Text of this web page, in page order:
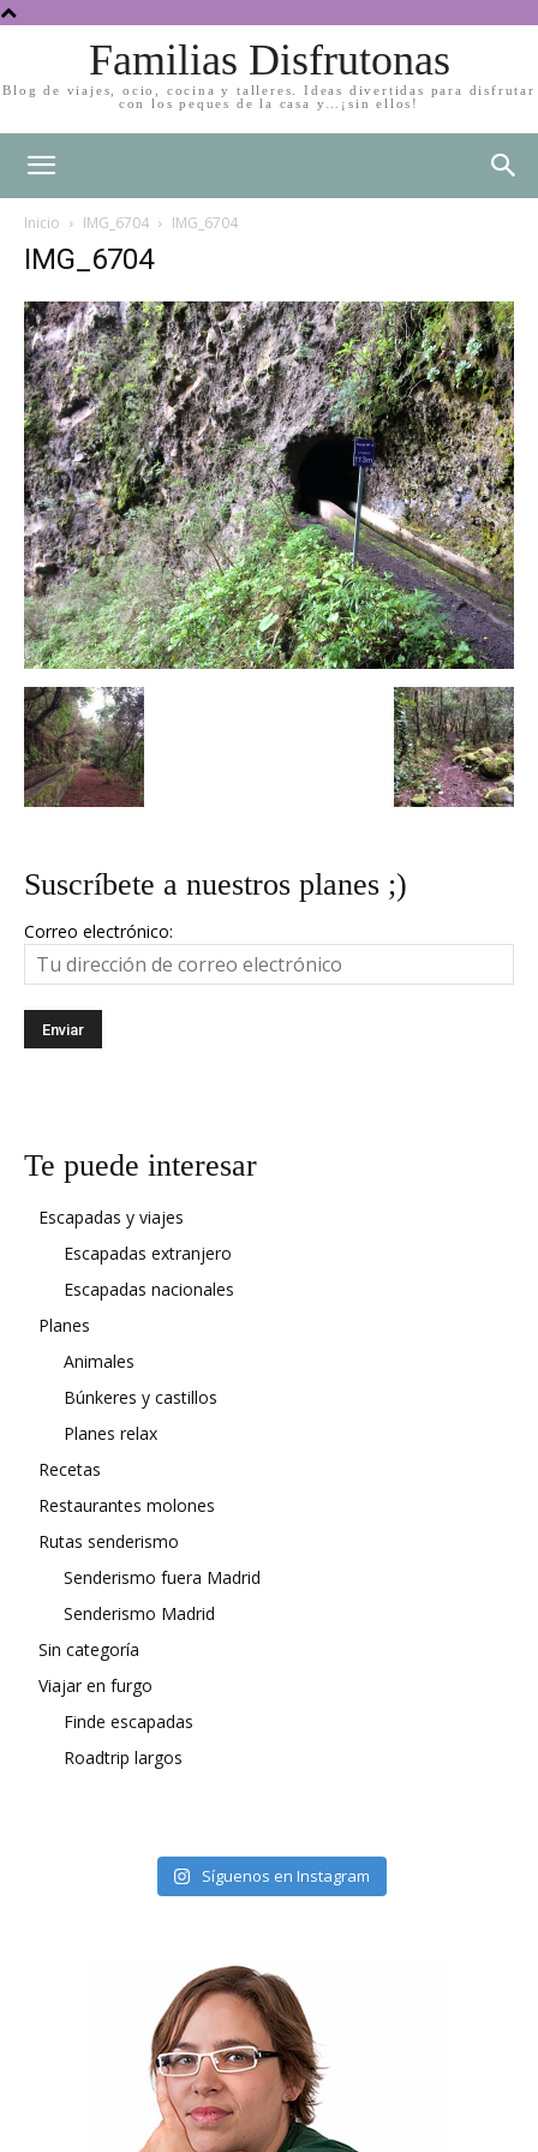
Familias Disfrutonas
Blog de viajes, ocio, cocina y talleres. Ideas divertidas para disfrutar
con los peques de la casa y…¡sin ellos!
Inicio IMG_6704 IMG_6704
IMG_6704
Suscríbete a nuestros planes ;)
Correo electrónico:
Te puede interesar
Escapadas y viajes
Escapadas extranjero
Escapadas nacionales
Planes
Animales
Búnkeres y castillos
Planes relax
Recetas
Restaurantes molones
Rutas senderismo
Senderismo fuera Madrid
Senderismo Madrid
Sin categoría
Viajar en furgo
Finde escapadas
Roadtrip largos
Síguenos en Instagram